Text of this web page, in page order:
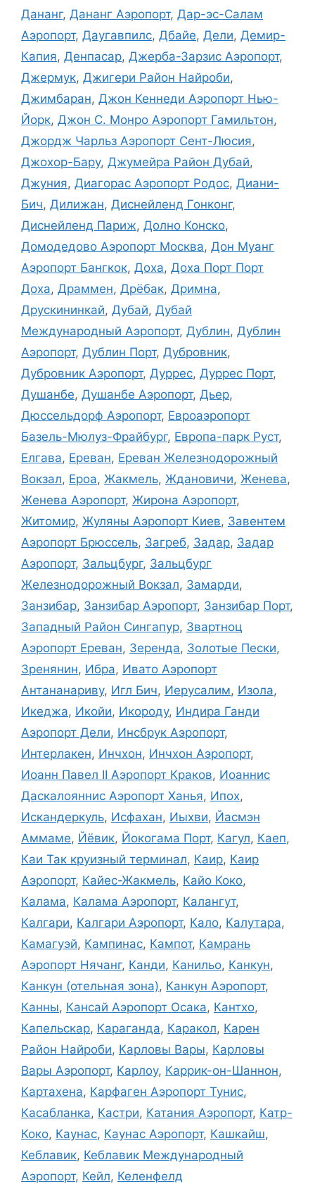
Дананг, Дананг Аэропорт, Дар-эс-Салам
Аэропорт, Даугавпилс, Дбайе, Дели, Демир-
Капия, Денпасар, Джерба-Зарзис Аэропорт,
Джермук, Джигери Район Найроби,
Джимбаран, Джон Кеннеди Аэропорт Нью-
Йорк, Джон С. Монро Аэропорт Гамильтон,
Джордж Чарльз Аэропорт Сент-Люсия,
Джохор-Бару, Джумейра Район Дубай,
Джуния, Диагорас Аэропорт Родос, Диани-
Бич, Дилижан, Диснейленд Гонконг,
Диснейленд Париж, Долно Конско,
Домодедово Аэропорт Москва, Дон Муанг
Аэропорт Бангкок, Доха, Доха Порт Порт
Доха, Драммен, Дрёбак, Дримна,
Друскининкай, Дубай, Дубай
Международный Аэропорт, Дублин, Дублин
Аэропорт, Дублин Порт, Дубровник,
Дубровник Аэропорт, Дуррес, Дуррес Порт,
Душанбе, Душанбе Аэропорт, Дьер,
Дюссельдорф Аэропорт, Евроаэропорт
Базель-Мюлуз-Фрайбург, Европа-парк Руст,
Елгава, Ереван, Ереван Железнодорожный
Вокзал, Ероа, Жакмель, Ждановичи, Женева,
Женева Аэропорт, Жирона Аэропорт,
Житомир, Жуляны Аэропорт Киев, Завентем
Аэропорт Брюссель, Загреб, Задар, Задар
Аэропорт, Зальцбург, Зальцбург
Железнодорожный Вокзал, Замарди,
Занзибар, Занзибар Аэропорт, Занзибар Порт,
Западный Район Сингапур, Звартноц
Аэропорт Ереван, Зеренда, Золотые Пески,
Зренянин, Ибра, Ивато Аэропорт
Антананариву, Игл Бич, Иерусалим, Изола,
Икеджа, Икойи, Икороду, Индира Ганди
Аэропорт Дели, Инсбрук Аэропорт,
Интерлакен, Инчхон, Инчхон Аэропорт,
Иоанн Павел II Аэропорт Краков, Иоаннис
Даскалояннис Аэропорт Ханья, Ипох,
Искандеркуль, Исфахан, Иыхви, Йасмэн
Аммаме, Йёвик, Йокогама Порт, Кагул, Каеп,
Каи Так круизный терминал, Каир, Каир
Аэропорт, Кайес-Жакмель, Кайо Коко,
Калама, Калама Аэропорт, Калангут,
Калгари, Калгари Аэропорт, Кало, Калутара,
Камагуэй, Кампинас, Кампот, Камрань
Аэропорт Нячанг, Канди, Канильо, Канкун,
Канкун (отельная зона), Канкун Аэропорт,
Канны, Кансай Аэропорт Осака, Кантхо,
Капельскар, Караганда, Каракол, Карен
Район Найроби, Карловы Вары, Карловы
Вары Аэропорт, Карлоу, Каррик-он-Шаннон,
Картахена, Карфаген Аэропорт Тунис,
Касабланка, Кастри, Катания Аэропорт, Катр-
Коко, Каунас, Каунас Аэропорт, Кашкайш,
Кеблавик, Кеблавик Международный
Аэропорт, Кейл, Келенфелд